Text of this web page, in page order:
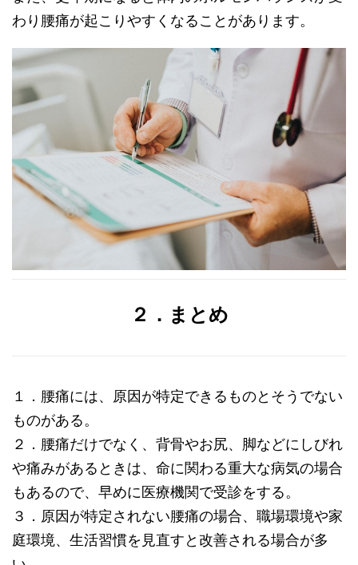
わり腰痛が起こりやすくなることがあります。
２．まとめ
１．腰痛には、原因が特定できるものとそうでない
ものがある。
２．腰痛だけでなく、背骨やお尻、脚などにしびれ
や痛みがあるときは、命に関わる重大な病気の場合
もあるので、早めに医療機関で受診をする。
３．原因が特定されない腰痛の場合、 職場環境や家
庭環境、生活習慣を見直すと改善される場合が多